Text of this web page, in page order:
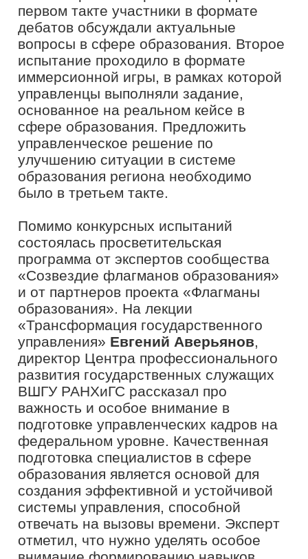
РАНХиГС. Флагманская школа в
Сахалинской области уже третье
мероприятие, на котором наши
эксперты в очном формате проводят
просветительские лекции для
сотрудников региональных систем
образования разного уровня. Уверен,
что долгосрочное взаимное
сотрудничество приносит
значительную пользу всей системе
образования нашей страны», -
рассказалдиректор Центра «Школа
профессионального мастерства»
ВШГУ РАНХиГС
Евгений Аверьянов.
Ключевыми компетенциями и
современных руководителей
образовательных организаций Санкт-
Петербурга, а также эффективными
подходами к их подготовке и развитию
поделился и.о. ректора Санкт-
Петербургской академии
постдипломного педагогического
образования имени К.Д. Ушинского
Андрей Богданцев.
Мастер-класс «Сохраняя традиции,
развиваем инновации» Натальи
Бровкиной, директора средней
общеобразовательной школы №6 г.
Южно-Сахалинска, эксперта
сообщества «Созвездие Флагманов
образования» был ориентирован на
поиск гармонии между традициями и
современными подходами. Эксперт
раскрыла секреты использования
наследия региона как основы для
внедрения новых идей и технологий, а
также рассказала, как разрушать
стереотипы и ограничения, которые
мешают развитию.
«Как часто мы слышим фразу «Так